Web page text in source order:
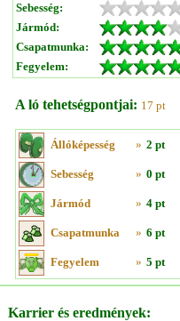
Sebesség:
Jármód:
Csapatmunka:
Fegyelem:
A ló tehetségpontjai: 17 pt
Állóképesség » 2 pt
Sebesség » 0 pt
Jármód » 4 pt
Csapatmunka » 6 pt
Fegyelem » 5 pt
Karrier és eredmények: